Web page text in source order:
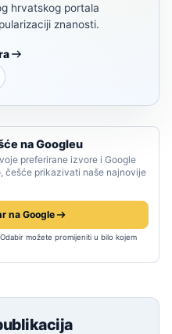
hrvatskog portala
znanosti.
na Googleu
preferirane izvore i Google
češće prikazivati naše najnovije
na Google
možete promijeniti u bilo kojem